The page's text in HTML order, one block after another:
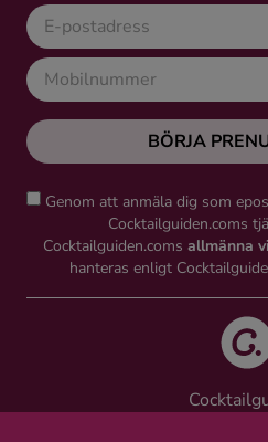
Konjak
Likör
Tequila
Whisky
BÖRJA
Genom att anmäla dig som
Cocktailguiden.coms
Cocktailguiden.coms allmänna
hanteras enligt